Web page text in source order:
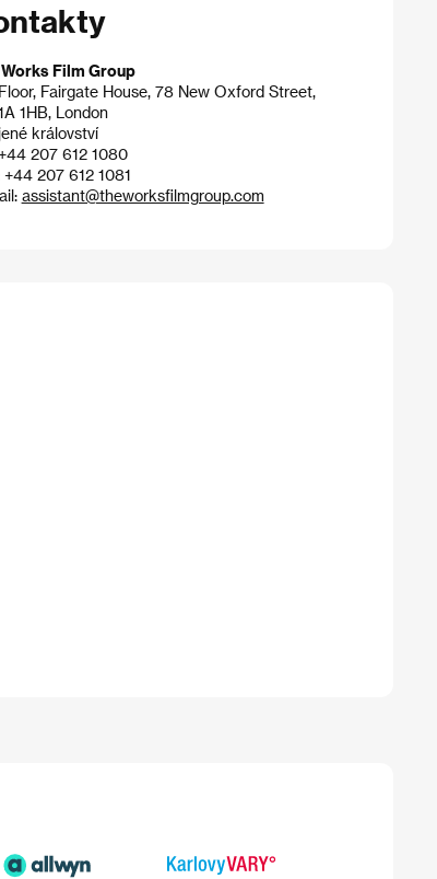
Film Group
Fairgate House, 78 New Oxford Street,
1HB, London
království
207 612 1080
+44 207 612 1081
assistant@theworksfilmgroup.com